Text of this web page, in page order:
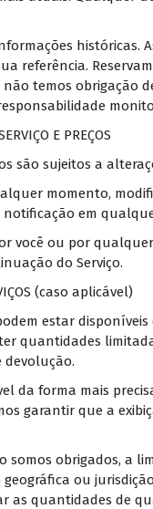
históricas.
referência.
temos obrigação
E PREÇOS
são sujeitos a
momento,
em
você ou por
do Serviço.
(caso aplicável)
estar
quantidades
devolução.
da forma mais
garantir que a
somos obrigados, a
ou
as quantidades de